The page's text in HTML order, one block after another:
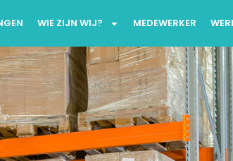
WIE ZIJN WIJ? MEDEWERKER